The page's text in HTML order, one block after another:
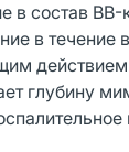
в состав
в течение
глубину